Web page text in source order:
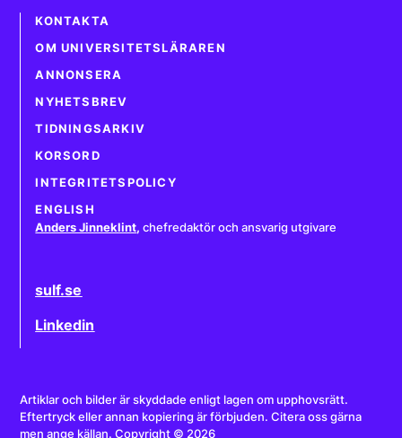
KONTAKTA
OM UNIVERSITETSLÄRAREN
ANNONSERA
NYHETSBREV
TIDNINGSARKIV
KORSORD
INTEGRITETSPOLICY
ENGLISH
Anders Jinneklint, chefredaktör och ansvarig utgivare
sulf.se
Linkedin
Artiklar och bilder är skyddade enligt lagen om upphovsrätt.
Eftertryck eller annan kopiering är förbjuden. Citera oss gärna
men ange källan. Copyright © 2026